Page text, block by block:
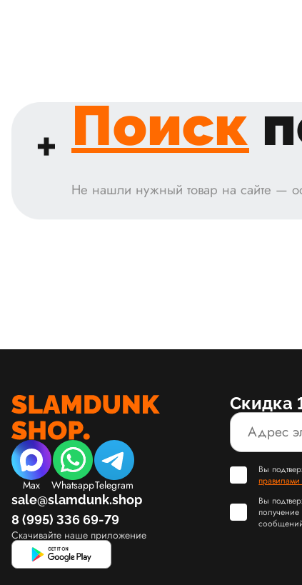
Поиск
Не нашли нужный товар на сайте —
Max WhatsappTelegram
sale@slamdunk.shop
8 (995) 336 69-79
Скачивайте наше приложение
Скидка
Вы
Вы